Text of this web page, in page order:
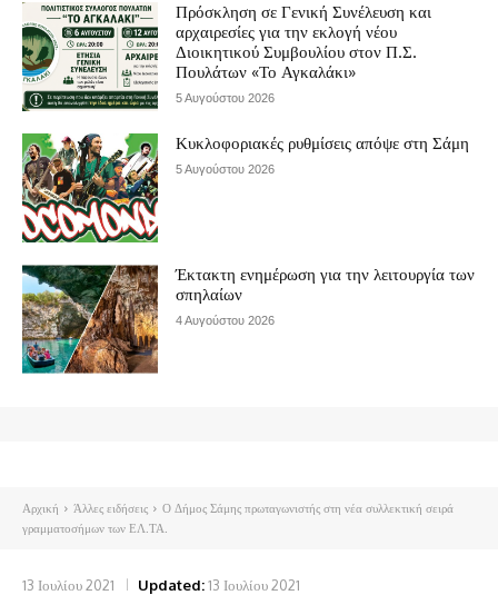
Πρόσκληση σε Γενική Συνέλευση και
αρχαιρεσίες για την εκλογή νέου
Διοικητικού Συμβουλίου στον Π.Σ.
Πουλάτων «Το Αγκαλάκι»
5 Αυγούστου 2026
Κυκλοφοριακές ρυθμίσεις απόψε στη Σάμη
5 Αυγούστου 2026
Έκτακτη ενημέρωση για την λειτουργία των
σπηλαίων
4 Αυγούστου 2026